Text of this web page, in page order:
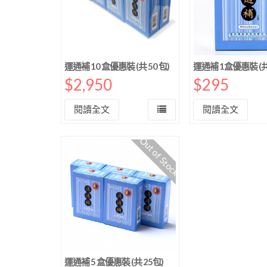
運通補 10 盒優惠裝 (共 50 包)
$2,950
閱讀全文
運通補 1盒優惠裝 (
$295
閱讀全文
Out of Stock
運通補 5 盒優惠裝 (共 25包)